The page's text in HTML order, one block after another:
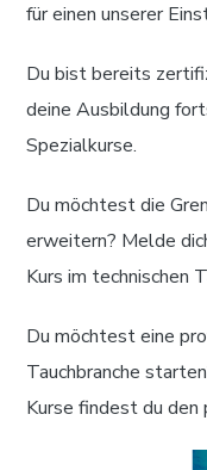
für einen unserer
Du bist bereits
deine Ausbildung
Spezialkurse.
Du möchtest die
erweitern? Melde
Kurs im technischen
Du möchtest eine
Tauchbranche
Kurse findest du den